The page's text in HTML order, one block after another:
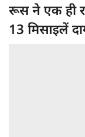
रूस ने एक ही
13 मिसाइलें